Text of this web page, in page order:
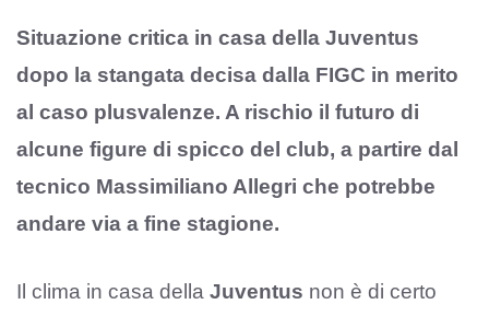
Situazione critica in casa della Juventus
dopo la stangata decisa dalla FIGC in merito
al caso plusvalenze. A rischio il futuro di
alcune figure di spicco del club, a partire dal
tecnico Massimiliano Allegri che potrebbe
andare via a fine stagione.
Il clima in casa della Juventus non è di certo